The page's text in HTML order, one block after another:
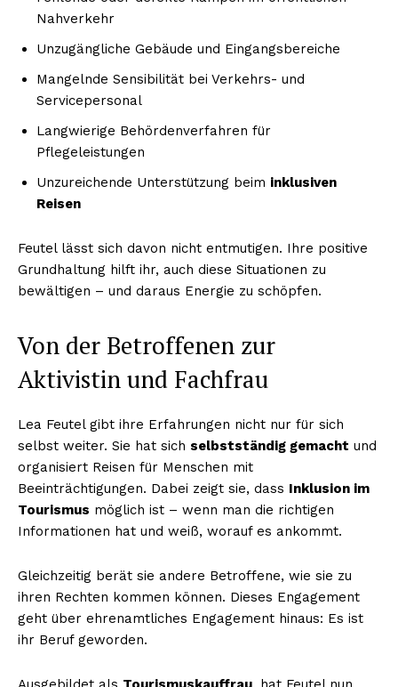
Nahverkehr
Unzugängliche Gebäude und Eingangsbereiche
Mangelnde Sensibilität bei Verkehrs- und
Servicepersonal
Langwierige Behördenverfahren für
Pflegeleistungen
Unzureichende Unterstützung beim inklusiven
Reisen
Feutel lässt sich davon nicht entmutigen. Ihre positive
Grundhaltung hilft ihr, auch diese Situationen zu
bewältigen – und daraus Energie zu schöpfen.
Von der Betroffenen zur
Aktivistin und Fachfrau
Lea Feutel gibt ihre Erfahrungen nicht nur für sich
selbst weiter. Sie hat sich selbstständig gemacht und
organisiert Reisen für Menschen mit
Beeinträchtigungen. Dabei zeigt sie, dass Inklusion im
Tourismus möglich ist – wenn man die richtigen
Informationen hat und weiß, worauf es ankommt.
Gleichzeitig berät sie andere Betroffene, wie sie zu
ihren Rechten kommen können. Dieses Engagement
geht über ehrenamtliches Engagement hinaus: Es ist
ihr Beruf geworden.